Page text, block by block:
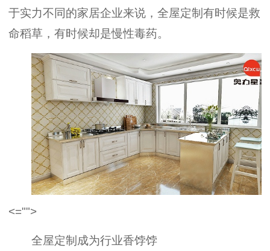
于实力不同的家居企业来说，全屋定制有时候是救
命稻草，有时候却是慢性毒药。
<="">
全屋定制成为行业香饽饽